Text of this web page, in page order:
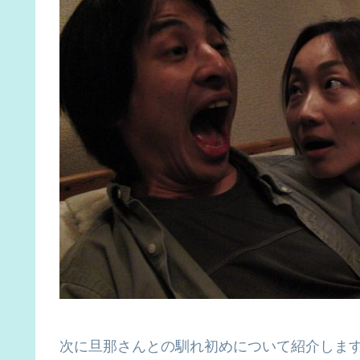
次に旦那さんとの馴れ初めについて紹介しま